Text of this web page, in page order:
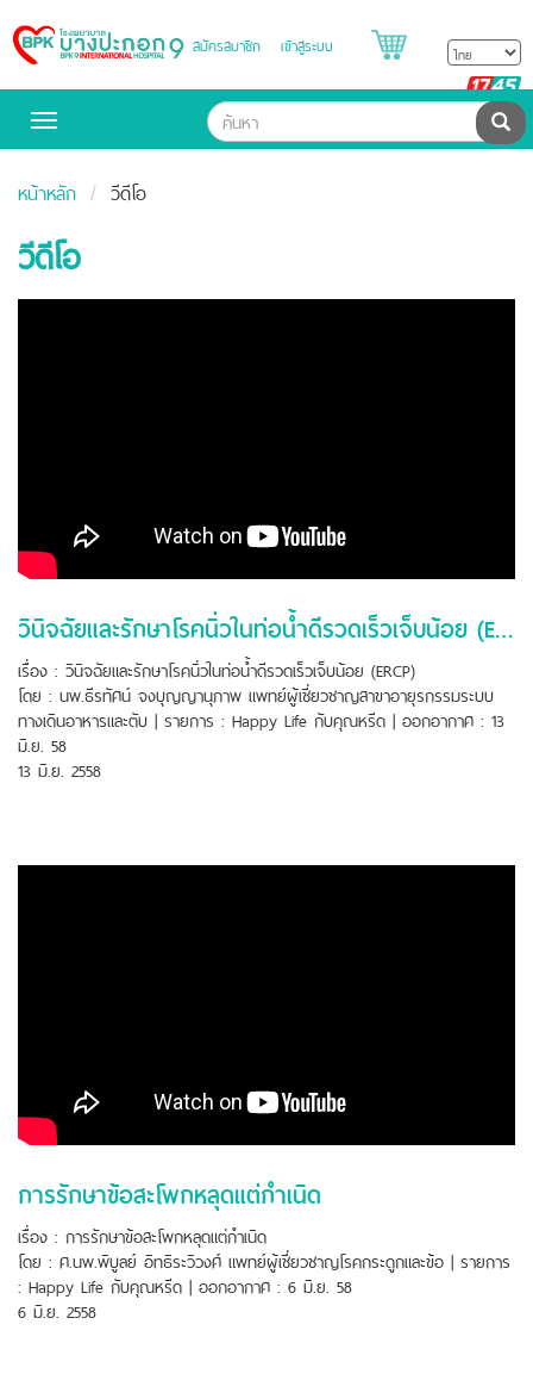
Bangpakok
Hospital
สมัครสมาชิก เข้าสู่ระบบ
Toggle
ค้น
หน้าหลัก วีดีโอ
วีดีโอ
วินิจฉัยและรักษาโรคนิ่วในท่อน้ำดีรวดเร็วเจ็บน้อย (ERCP)
เรื่อง : วินิจฉัยและรักษาโรคนิ่วในท่อน้ำดีรวดเร็วเจ็บน้อย (ERCP)
โดย : นพ.ธีรทัศน์ จงบุญญานุภาพ แพทย์ผู้เชี่ยวชาญสาขาอายุรกรรมระบบ
ทางเดินอาหารและตับ | รายการ : Happy Life กับคุณหรีด | ออกอากาศ : 13
มิ.ย. 58
13 มิ.ย. 2558
การรักษาข้อสะโพกหลุดแต่กำเนิด
เรื่อง : การรักษาข้อสะโพกหลุดแต่กำเนิด
โดย : ศ.นพ.พิบูลย์ อิทธิระวิวงศ์ แพทย์ผู้เชี่ยวชาญโรคกระดูกและข้อ | รายการ
: Happy Life กับคุณหรีด | ออกอากาศ : 6 มิ.ย. 58
6 มิ.ย. 2558